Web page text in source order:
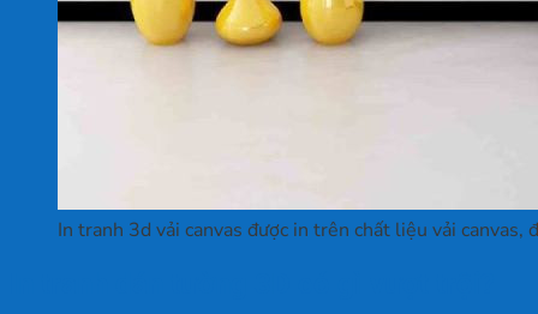
In tranh 3d vải canvas được in trên chất liệu vải canvas,